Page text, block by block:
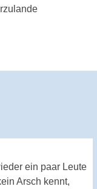
ein paar Leute
Arsch kennt,